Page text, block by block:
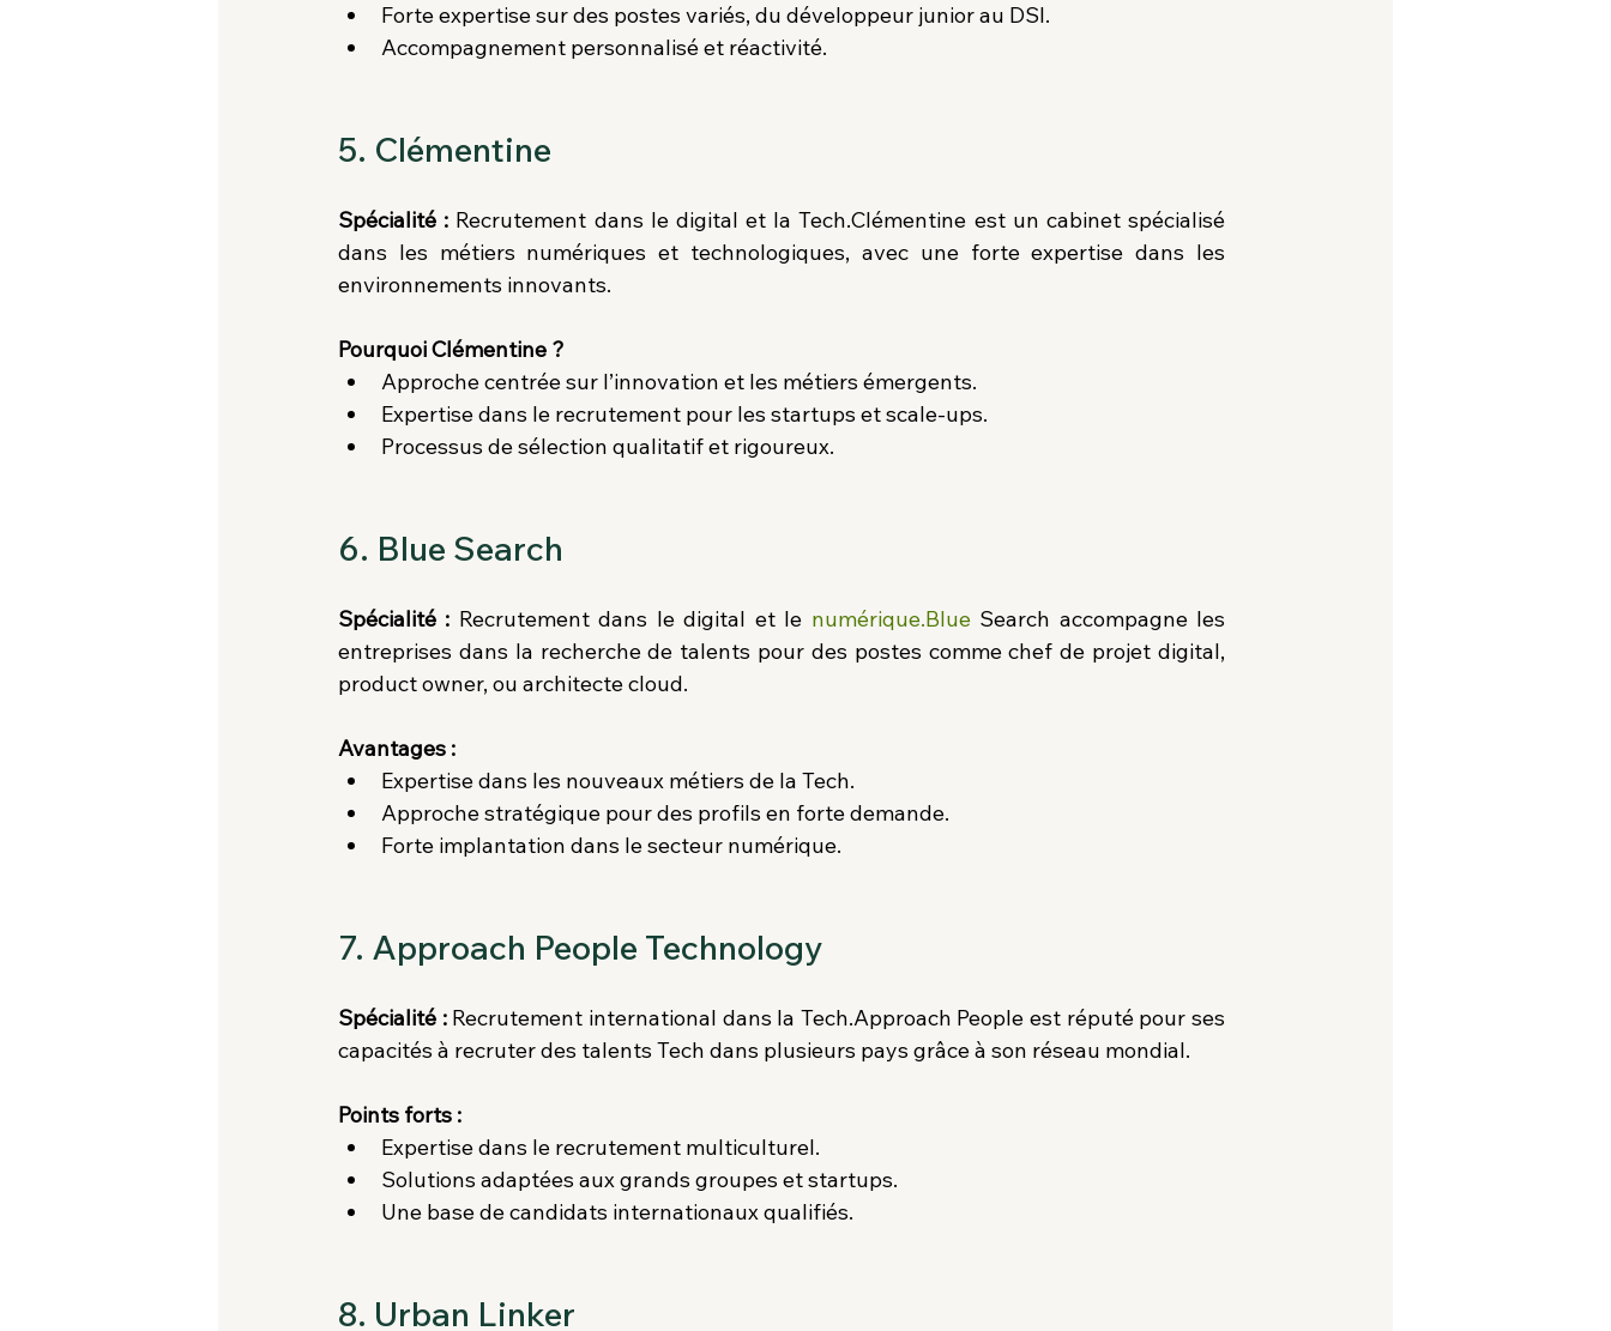
Forte expertise sur des postes variés, du développeur junior au DSI.
Accompagnement personnalisé et réactivité.
5. Clémentine
Spécialité : Recrutement dans le digital et la Tech.Clémentine est un cabinet spécialisé
dans les métiers numériques et technologiques, avec une forte expertise dans les
environnements innovants.
Pourquoi Clémentine ?
Approche centrée sur l’innovation et les métiers émergents.
Expertise dans le recrutement pour les startups et scale-ups.
Processus de sélection qualitatif et rigoureux.
6. Blue Search
Spécialité : Recrutement dans le digital et le numérique.Blue Search accompagne les
entreprises dans la recherche de talents pour des postes comme chef de projet digital,
product owner, ou architecte cloud.
Avantages :
Expertise dans les nouveaux métiers de la Tech.
Approche stratégique pour des profils en forte demande.
Forte implantation dans le secteur numérique.
7. Approach People Technology
Spécialité : Recrutement international dans la Tech.Approach People est réputé pour ses
capacités à recruter des talents Tech dans plusieurs pays grâce à son réseau mondial.
Points forts :
Expertise dans le recrutement multiculturel.
Solutions adaptées aux grands groupes et startups.
Une base de candidats internationaux qualifiés.
8. Urban Linker